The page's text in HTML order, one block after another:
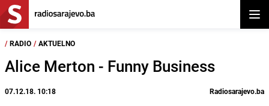
/ RADIO / AKTUELNO
Alice Merton - Funny Business
07.12.18. 10:18 Radiosarajevo.ba